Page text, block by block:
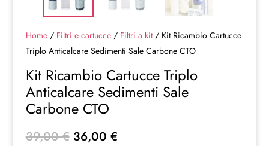
Home/ Filtri e cartucce/ Filtri a kit/ Kit Ricambio Cartucce
Triplo Anticalcare Sedimenti Sale Carbone CTO
Kit Ricambio Cartucce Triplo
Anticalcare Sedimenti Sale
Carbone CTO
39,00€ Il
36,00 €Il